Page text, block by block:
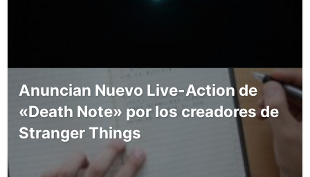
Anuncian Nuevo Live-Action de
«Death Note» por los creadores de
Stranger Things